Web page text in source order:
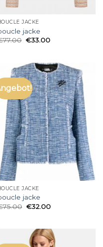
JACKE
jacke
77.00 €33.00
JACKE
jacke
75.00 €32.00